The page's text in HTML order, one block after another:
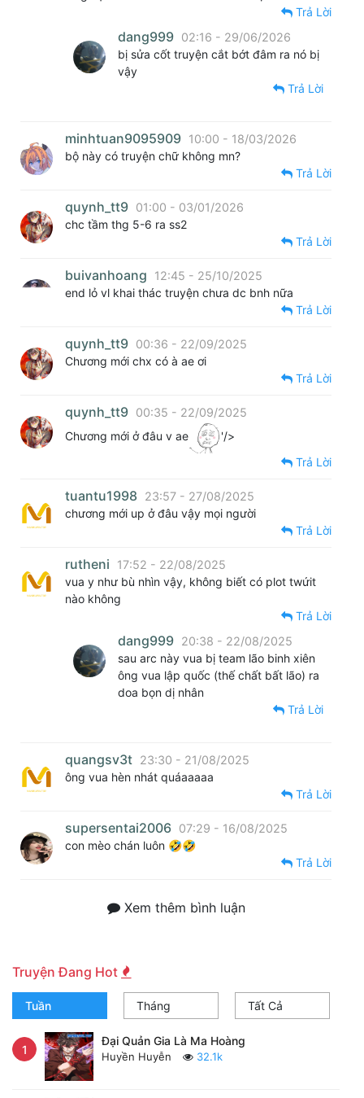
Trả Lời
dang999 02:16 - 29/06/2026
bị sửa cốt truyện cắt bớt đâm ra nó bị
vậy
Trả Lời
minhtuan9095909 10:00 - 18/03/2026
bộ này có truyện chữ không mn?
Trả Lời
quynh_tt9 01:00 - 03/01/2026
chc tầm thg 5-6 ra ss2
Trả Lời
buivanhoang
12:45 - 25/10/2025
end lỏ vl khai thác truyện chưa dc bnh nữa
Trả Lời
quynh_tt9 00:36 - 22/09/2025
Chương mới chx có à ae ơi
Trả Lời
quynh_tt9 00:35 - 22/09/2025
Chương mới ở đâu v ae
'/>
Trả Lời
tuantu1998
23:57 - 27/08/2025
chương mới up ở đâu vậy mọi người
Trả Lời
rutheni
17:52 - 22/08/2025
vua y như bù nhìn vậy, không biết có plot twứit
nào không
Trả Lời
dang999 20:38 - 22/08/2025
sau arc này vua bị team lão binh xiên
ông vua lập quốc (thế chất bất lão) ra
doa bọn dị nhân
Trả Lời
quangsv3t 23:30 - 21/08/2025
ông vua hèn nhát quáaaaaa
Trả Lời
supersentai2006 07:29 - 16/08/2025
con mèo chán luôn 🤣🤣
Trả Lời
Xem thêm bình luận
Truyện Đang Hot
Tuần Tháng Tất Cả
1
Đại Quản Gia Là Ma Hoàng
Huyền Huyễn 32.1k